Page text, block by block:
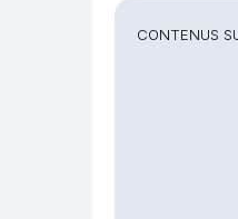
CONTENUS